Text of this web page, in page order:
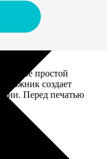
простой
создает
Перед печатью